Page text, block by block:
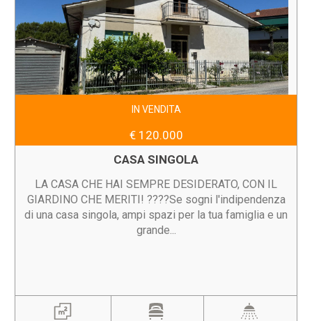
IN VENDITA
€ 120.000
CASA SINGOLA
LA CASA CHE HAI SEMPRE DESIDERATO, CON IL
GIARDINO CHE MERITI! ????Se sogni l'indipendenza
di una casa singola, ampi spazi per la tua famiglia e un
grande...